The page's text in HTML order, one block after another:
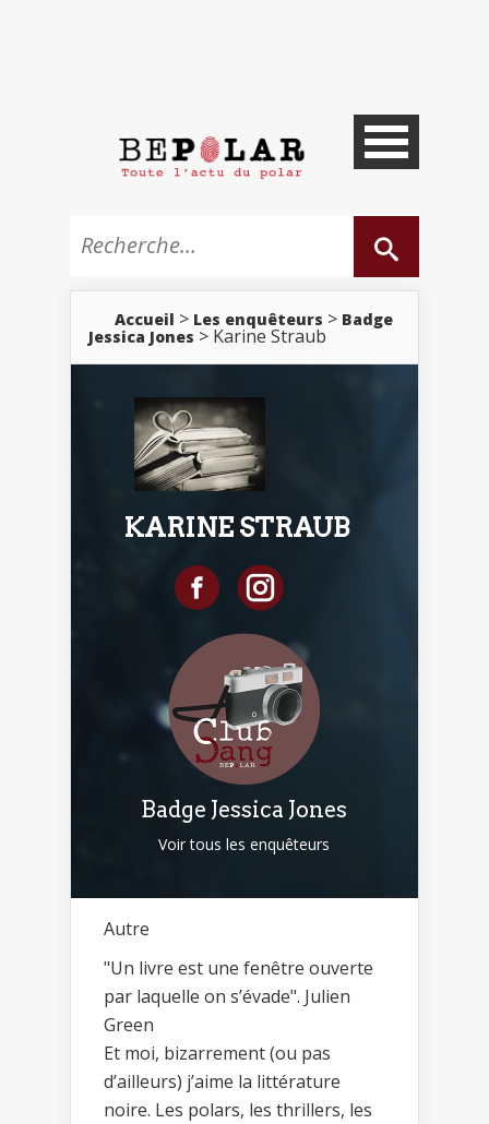
Accueil > Les enquêteurs > Badge
Jessica Jones > Karine Straub
KARINE STRAUB
Badge Jessica Jones
Voir tous les enquêteurs
Autre
"Un livre est une fenêtre ouverte
par laquelle on s’évade". Julien
Green
Et moi, bizarrement (ou pas
d’ailleurs) j’aime la littérature
noire. Les polars, les thrillers, les